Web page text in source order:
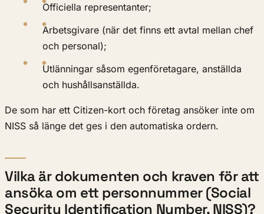
Officiella representanter;
Arbetsgivare (när det finns ett avtal mellan chef
och personal);
Utlänningar såsom egenföretagare, anställda
och hushållsanställda.
De som har ett Citizen-kort och företag ansöker inte om
NISS så länge det ges i den automatiska ordern.
Vilka är dokumenten och kraven för att
ansöka om ett personnummer (Social
Security Identification Number, NISS)?